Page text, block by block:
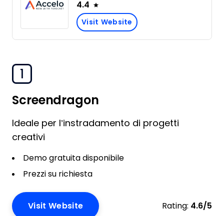
4.4
Visit Website
1
Screendragon
Ideale per l’instradamento di progetti
creativi
Demo gratuita disponibile
Prezzi su richiesta
Visit Website Rating: 4.6/5